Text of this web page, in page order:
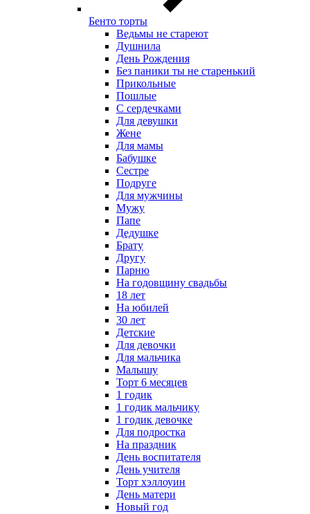
Бенто торты
Ведьмы не стареют
Душнила
День Рождения
Без паники ты не старенький
Прикольные
Пошлые
С сердечками
Для девушки
Жене
Для мамы
Бабушке
Сестре
Подруге
Для мужчины
Мужу
Папе
Дедушке
Брату
Другу
Парню
На годовщину свадьбы
18 лет
На юбилей
30 лет
Детские
Для девочки
Для мальчика
Малышу
Торт 6 месяцев
1 годик
1 годик мальчику
1 годик девочке
Для подростка
На праздник
День воспитателя
День учителя
Торт хэллоуин
День матери
Новый год